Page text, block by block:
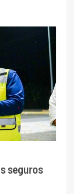
seguros